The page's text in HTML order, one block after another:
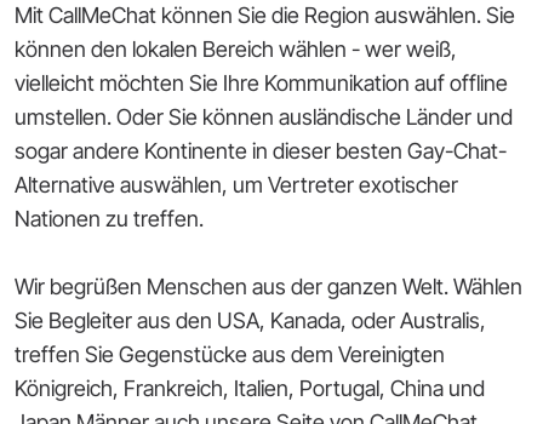
Mit CallMeChat können Sie die Region auswählen. Sie
können den lokalen Bereich wählen - wer weiß,
vielleicht möchten Sie Ihre Kommunikation auf offline
umstellen. Oder Sie können ausländische Länder und
sogar andere Kontinente in dieser besten Gay-Chat-
Alternative auswählen, um Vertreter exotischer
Nationen zu treffen.
Wir begrüßen Menschen aus der ganzen Welt. Wählen
Sie Begleiter aus den USA, Kanada, oder Australis,
treffen Sie Gegenstücke aus dem Vereinigten
Königreich, Frankreich, Italien, Portugal, China und